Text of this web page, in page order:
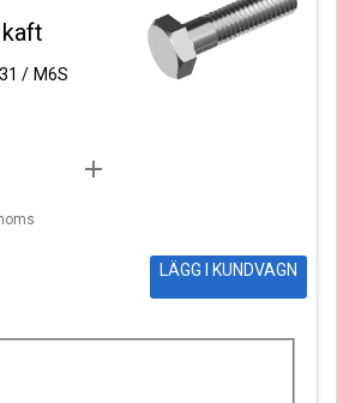
/ M6S
add
LÄGG I KUNDVAGN